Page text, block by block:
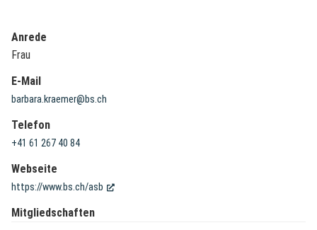
Anrede
Frau
E-Mail
barbara.kraemer@bs.ch
Telefon
+41 61 267 40 84
Webseite
https://www.bs.ch/asb (External Link)
Mitgliedschaften